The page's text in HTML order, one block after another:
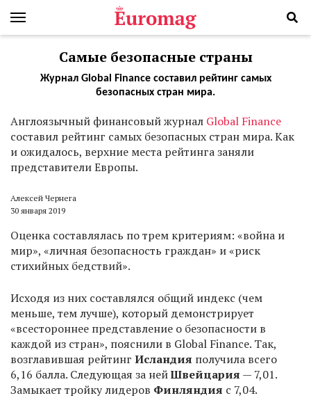
Самые безопасные страны
Журнал Global Finance составил рейтинг самых
безопасных стран мира.
Англоязычный финансовый журнал Global Finance
составил рейтинг самых безопасных стран мира. Как
и ожидалось, верхние места рейтинга заняли
представители Европы.
Алексей Чернега
30 января 2019
Оценка составлялась по трем критериям: «война и
мир», «личная безопасность граждан» и «риск
стихийных бедствий».
Исходя из них составлялся общий индекс (чем
меньше, тем лучше), который демонстрирует
«всестороннее представление о безопасности в
каждой из стран», пояснили в Global Finance. Так,
возглавившая рейтинг Исландия получила всего
6,16 балла. Следующая за нейШвейцария — 7,01.
Замыкает тройку лидеров Финляндия с 7,04.